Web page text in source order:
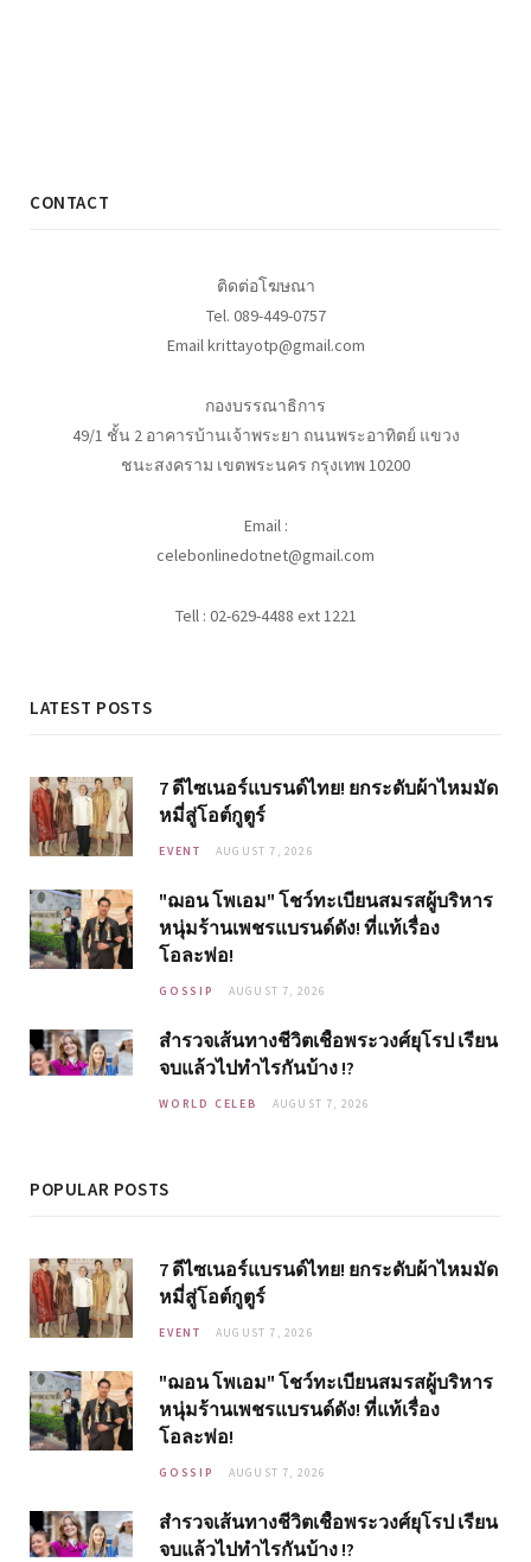
CONTACT
ติดต่อโฆษณา
Tel. 089-449-0757
Email krittayotp@gmail.com
กองบรรณาธิการ
49/1 ชั้น 2 อาคารบ้านเจ้าพระยา ถนนพระอาทิตย์ แขวง
ชนะสงคราม เขตพระนคร กรุงเทพ 10200
Email :
celebonlinedotnet@gmail.com
Tell : 02-629-4488 ext 1221
LATEST POSTS
7 ดีไซเนอร์แบรนด์ไทย! ยกระดับผ้าไหมมัด
หมี่สู่โอต์กูตูร์
EVENT AUGUST 7, 2026
"ฌอน โพเอม" โชว์ทะเบียนสมรสผู้บริหาร
หนุ่มร้านเพชรแบรนด์ดัง! ที่แท้เรื่อง
โอละพ่อ!
GOSSIP AUGUST 7, 2026
สำรวจเส้นทางชีวิตเชื้อพระวงศ์ยุโรป เรียน
จบแล้วไปทำไรกันบ้าง !?
WORLD CELEB AUGUST 7, 2026
POPULAR POSTS
7 ดีไซเนอร์แบรนด์ไทย! ยกระดับผ้าไหมมัด
หมี่สู่โอต์กูตูร์
EVENT AUGUST 7, 2026
"ฌอน โพเอม" โชว์ทะเบียนสมรสผู้บริหาร
หนุ่มร้านเพชรแบรนด์ดัง! ที่แท้เรื่อง
โอละพ่อ!
GOSSIP AUGUST 7, 2026
สำรวจเส้นทางชีวิตเชื้อพระวงศ์ยุโรป เรียน
จบแล้วไปทำไรกันบ้าง !?